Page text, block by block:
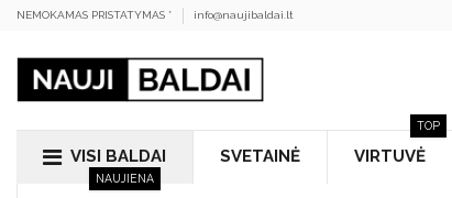
NEMOKAMAS PRISTATYMAS * info@naujibaldai.lt
VISI BALDAI SVETAINĖ VIRTUVĖ
TOP
NAUJIENA